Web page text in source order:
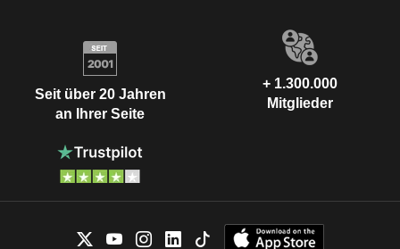
Seit über 20 Jahren
an Ihrer Seite
+ 1.300.000
Mitglieder